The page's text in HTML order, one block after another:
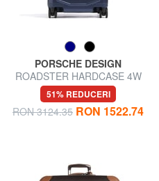
PORSCHE DESIGN
ROADSTER HARDCASE 4W
Cărucior mediu, ultrarezistent
51% REDUCERI
RON 3124.35 RON 1522.74